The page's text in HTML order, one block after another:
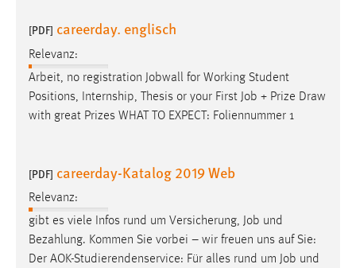
[PDF] careerday. englisch
Relevanz:
Arbeit, no registration Jobwall for Working Student
Positions, Internship, Thesis or your First Job + Prize Draw
with great Prizes WHAT TO EXPECT: Foliennummer 1
[PDF] careerday-Katalog 2019 Web
Relevanz:
gibt es viele Infos rund um Versicherung, Job und
Bezahlung. Kommen Sie vorbei – wir freuen uns auf Sie:
Der AOK-Studierendenservice: Für alles rund um Job und